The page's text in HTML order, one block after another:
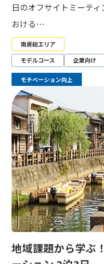
日のオフサイトミーテ
おける…
南房総エリア
モデルコース
企業向け
モチベーション向上
地域課題から学